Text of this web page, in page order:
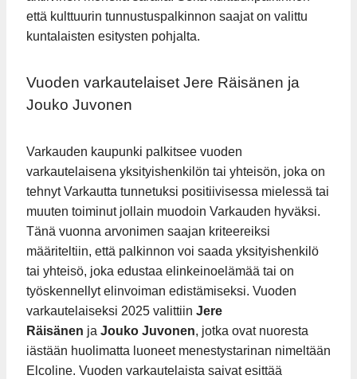
että kulttuurin tunnustuspalkinnon saajat on valittu
kuntalaisten esitysten pohjalta.
Vuoden varkautelaiset Jere Räisänen ja
Jouko Juvonen
Varkauden kaupunki palkitsee vuoden
varkautelaisena yksityishenkilön tai yhteisön, joka on
tehnyt Varkautta tunnetuksi positiivisessa mielessä tai
muuten toiminut jollain muodoin Varkauden hyväksi.
Tänä vuonna arvonimen saajan kriteereiksi
määriteltiin, että palkinnon voi saada yksityishenkilö
tai yhteisö, joka edustaa elinkeinoelämää tai on
työskennellyt elinvoiman edistämiseksi. Vuoden
varkautelaiseksi 2025 valittiin Jere
Räisänen ja Jouko Juvonen, jotka ovat nuoresta
iästään huolimatta luoneet menestystarinan nimeltään
Elcoline. Vuoden varkautelaista saivat esittää